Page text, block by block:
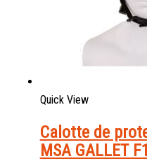
Quick View
Calotte de
MSA GALLET